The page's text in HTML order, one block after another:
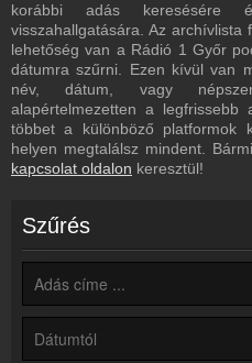
Bejelentkezés
Hozz létre saját fiókot!
Most szól
Tudd meg mi szólt eddig
Frekvenciák
Rádió 1 Győr frekvencia
Műsorújság
Webkamera
Rádió 1 Győr webkamera, élőkép
Hírek
Rádió 1 Győr kapcsolatos hírek
korábbi adás
visszahallgatására. Az archívlista
lehetőség van a Rádió 1 Győr
dátumra szűrni. Ezen kívül van
név, dátum, vagy
alapértelmezetten a legfrissebb
többet a különböző platformok
helyen megtalálsz mindent.
kapcsolat oldalon keresztül!
Szűrés